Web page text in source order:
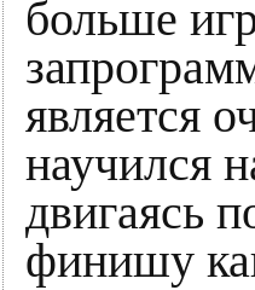
больше
является
научился
двигаясь
финишу